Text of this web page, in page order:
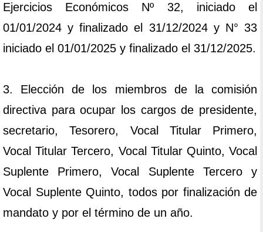
Ejercicios Económicos Nº 32, iniciado el
01/01/2024 y finalizado el 31/12/2024 y N° 33
iniciado el 01/01/2025 y finalizado el 31/12/2025.
3. Elección de los miembros de la comisión
directiva para ocupar los cargos de presidente,
secretario, Tesorero, Vocal Titular Primero,
Vocal Titular Tercero, Vocal Titular Quinto, Vocal
Suplente Primero, Vocal Suplente Tercero y
Vocal Suplente Quinto, todos por finalización de
mandato y por el término de un año.